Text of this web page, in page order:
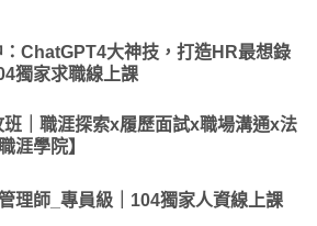
ChatGPT4大神技，打造HR最想錄
獨家求職線上課
｜職涯探索x履歷面試x職場溝通x法
涯學院】
理師_專員級｜104獨家人資線上課